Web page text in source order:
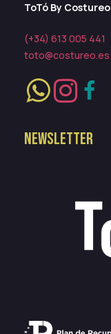
ToTó By Costureo
(+34) 613 005 441
toto@costureo.es
NEWSLETTER